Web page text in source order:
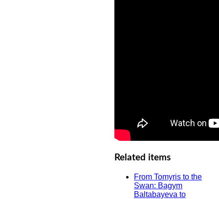
Related items
From Tomyris to the
Swan: Bagym
Baltabayeva to